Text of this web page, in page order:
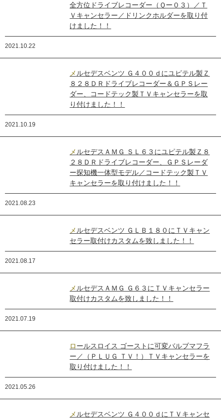
全方位ドライブレコーダー（Ｑー０３）／Ｔ
Ｖキャンセラー／ドリンクホルダーを取り付
けました！！
2021.10.22
メルセデスベンツ Ｇ４００ｄにユピテル製Ｚ
８２８ＤＲドライブレコーダー＆ＧＰＳレー
ダー、コードテック製ＴＶキャンセラーを取
り付けました！！
2021.10.19
メルセデスＡＭＧ ＳＬ６３にユピテル製Ｚ８
２８ＤＲドライブレコーダー、ＧＰＳレーダ
ー探知機一体型モデル／コードテック製ＴＶ
キャンセラーを取り付けました！！
2021.08.23
メルセデスベンツ ＧＬＢ１８０にＴＶキャン
セラー取付けカスタムを致しました！！
2021.08.17
メルセデスＡＭＧ Ｇ６３にＴＶキャンセラー
取付けカスタムを致しました！！
2021.07.19
ロールスロイス ゴーストに可変バルブマフラ
ー／（ＰＬＵＧ ＴＶ！）ＴＶキャンセラーを
取り付けました！！
2021.05.26
メルセデスベンツ Ｇ４００ｄにＴＶキャンセ